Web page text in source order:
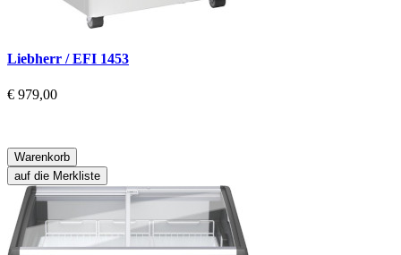
Liebherr / EFI 1453
€ 979,00
Warenkorb
auf die Merkliste